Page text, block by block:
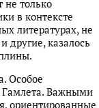
не только
в контексте
литературах, не
другие, казалось
Особое
Гамлета. Важными
ориентированные